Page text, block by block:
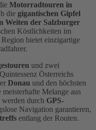
Motorradtouren in
die gigantischen Gipfel
Weiten der Salzburger
Köstlichkeiten im
Region bietet einzigartige
und zwei
Österreichs
Donau und den höchsten
Melange aus
durch GPS-
Navigation garantieren,
entlang der Routen.